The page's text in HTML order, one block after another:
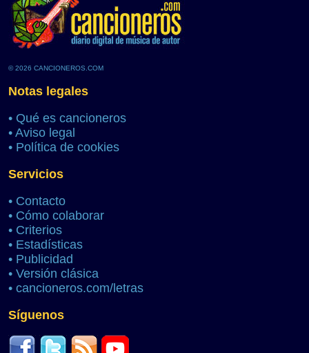
© 2026 CANCIONEROS.COM
Notas legales
• Qué es cancioneros
• Aviso legal
• Política de cookies
Servicios
• Contacto
• Cómo colaborar
• Criterios
• Estadísticas
• Publicidad
• Versión clásica
• cancioneros.com/letras
Síguenos